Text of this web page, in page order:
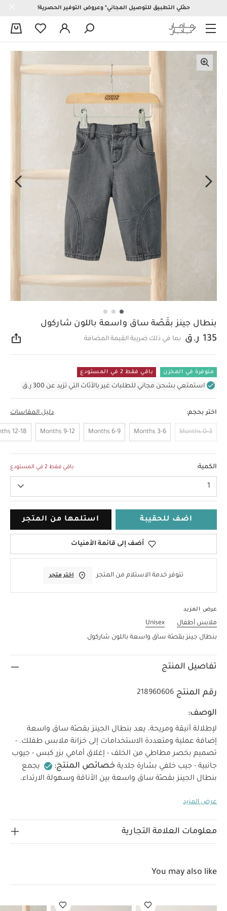
حمّلي التطبيق للتوصيل المجاني* وعروض التوفير الحصرية!
بنطال جينز بقَصّة ساق واسعة باللون شاركول
135 ر.ق بما في ذلك ضريبة القيمة المضافة
متوفرة في المخزن باقي فقط 2 في المستودع
استمتعي بشحن مجاني للطلبات غير بالأثاث التي تزيد عن 300 ر.ق
اختر بحجم: دليل المقاسات
0-3 Months
3-6 Months
6-9 Months
9-12 Months
12-18 Months
الكمية: باقي فقط 2 في المستودع
1
اضف للحقيبة استلمها من المتجر
أضف إلى قائمة الأمنيات
تتوفر خدمة الاستلام من المتجر اختر متجر
عرض المزيد
ملابس أطفال
Unisex
بنطال جينز بقَصّة ساق واسعة باللون شاركول
تفاصيل المنتج
رقم المنتج 218960606
الوصف:
لإطلالة أنيقة ومريحة، يعد بنطال الجينز بقصّة ساق واسعة
إضافة عملية ومتعددة الاستخدامات إلى خزانة ملابس طفلك. -
تصميم بخصر مطاطي من الخلف - إغلاق أمامي بزر كبس - جيوب
جانبية - جيب خلفي بشارة جلدية
خصائص المنتج:
يجمع
بنطال الجينز بقصّة ساق واسعة بين الأناقة وسهولة الارتداء،
مطاطي من الخلف مع إغلاق أمامي بزر كبس، إضافة إلى جيوب
الخامات:
ينظف جافاً
اللون بعد التنظيف، وهذا لا يعد عيباً
قد يعجبك أيضاً:
عرض المزيد
معلومات العلامة التجارية
You may also like